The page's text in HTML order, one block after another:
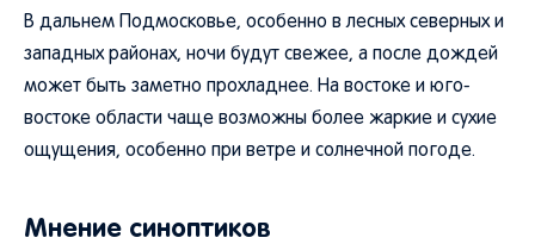
В дальнем Подмосковье, особенно в лесных северных и
западных районах, ночи будут свежее, а после дождей
может быть заметно прохладнее. На востоке и юго-
востоке области чаще возможны более жаркие и сухие
ощущения, особенно при ветре и солнечной погоде.
Мнение синоптиков